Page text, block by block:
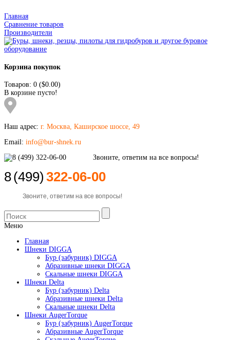
Главная
Сравнение товаров
Производители
Корзина покупок
Товаров: 0 ($0.00)
В корзине пусто!
Наш адрес: г. Москва, Каширское шоссе, 49
Email: info@bur-shnek.ru
8(499) 322-06-00
Звоните, ответим на все вопросы!
Меню
Главная
Шнеки DIGGA
Бур (забурник) DIGGA
Абразивные шнеки DIGGA
Скальные шнеки DIGGA
Шнеки Delta
Бур (забурник) Delta
Абразивные шнеки Delta
Скальные шнеки Delta
Шнеки AugerTorque
Бур (забурник) AugerTorque
Абразивные AugerTorque